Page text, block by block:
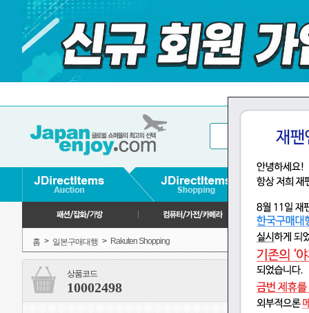
홈 > 일본구매대행 > Rakuten Shopping
상품코드
10002498